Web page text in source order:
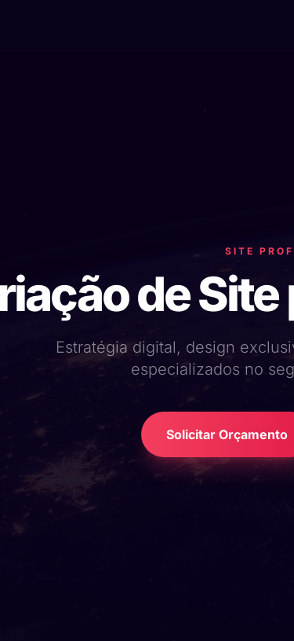
SITE
de
Estratégia digital, design
especializados no
Solicitar Orçamento